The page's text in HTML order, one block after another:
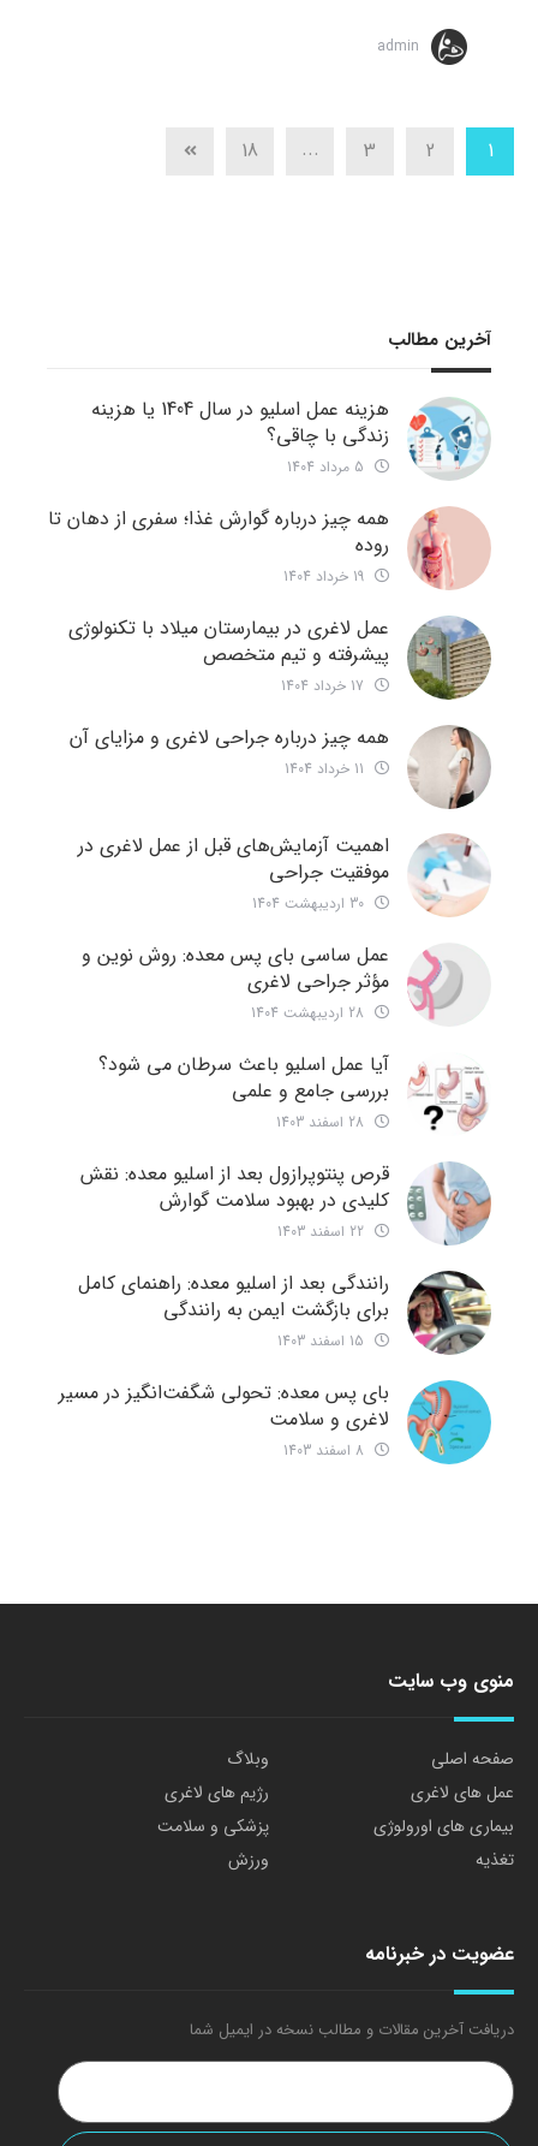
admin
1
2
3
...
18
آخرین مطالب
هزینه عمل اسلیو در سال 1404 یا هزینه
زندگی با چاقی؟
همه چیز درباره گوارش غذا؛ سفری از دهان تا
روده
عمل لاغری در بیمارستان میلاد با تکنولوژی
پیشرفته و تیم متخصص
همه چیز درباره جراحی لاغری و مزایای آن
اهمیت آزمایش‌های قبل از عمل لاغری در
موفقیت جراحی
عمل ساسی بای پس معده: روش نوین و
مؤثر جراحی لاغری
آیا عمل اسلیو باعث سرطان می شود؟
بررسی جامع و علمی
قرص پنتوپرازول بعد از اسلیو معده: نقش
کلیدی در بهبود سلامت گوارش
رانندگی بعد از اسلیو معده: راهنمای کامل
برای بازگشت ایمن به رانندگی
بای پس معده: تحولی شگفت‌انگیز در مسیر
لاغری و سلامت
منوی وب سایت
صفحه اصلی
وبلاگ
عمل های لاغری
رژیم های لاغری
بیماری های اورولوژی
پزشکی و سلامت
تغذیه
ورزش
عضویت در خبرنامه
دریافت آخرین مقالات و مطالب نسخه در ایمیل شما